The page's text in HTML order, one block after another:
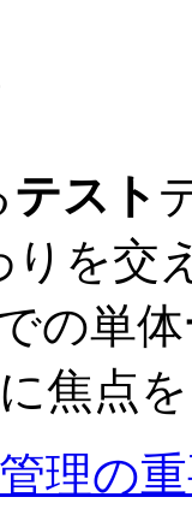
テスト
りを交
の単体
焦点
理の